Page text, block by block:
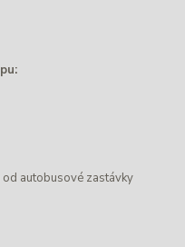
autobusové zastávky